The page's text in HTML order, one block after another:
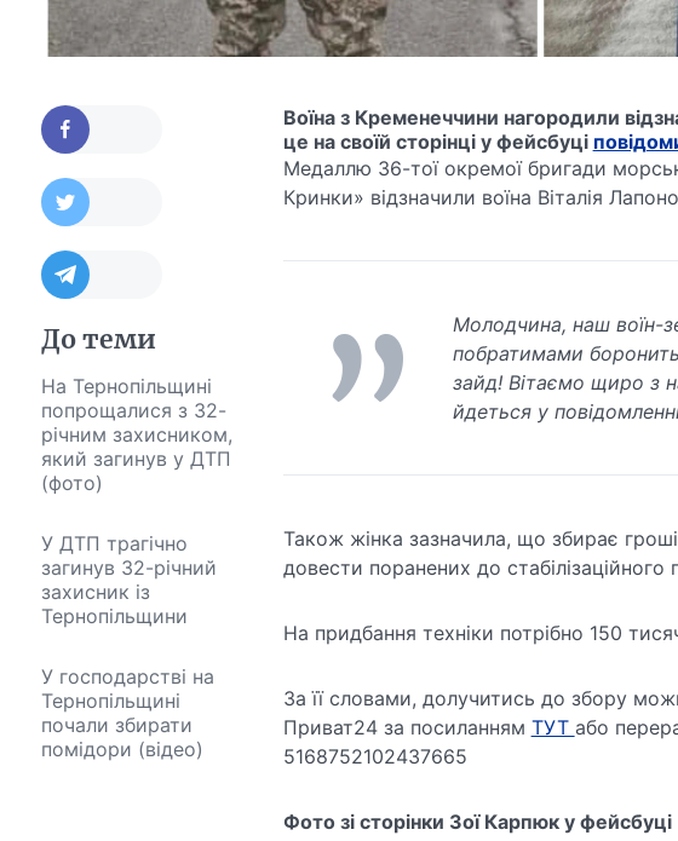
До теми
На Тернопільщині
попрощалися з 32-
річним захисником,
який загинув у ДТП
(фото)
У ДТП трагічно
загинув 32-річний
захисник із
Тернопільщини
У господарстві на
Тернопільщині
почали збирати
помідори (відео)
Воїна з Кременеччини нагородили
це на своїй сторінці у фейсбуці
Медаллю 36-тої окремої бригади
Кринки» відзначили воїна Віталія
Молодчина, наш воїн-
побратимами
зайд! Вітаємо щиро з
йдеться у
Також жінка зазначила, що збирає
довести поранених до стабілізаційного
На придбання техніки потрібно 150
За її словами, долучитись до збору
Приват24 за посиланням ТУТ або
5168752102437665
Фото зі сторінки Зої Карпюк у фейсбуці